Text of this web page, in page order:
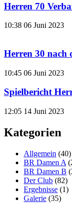
Herren 70
10:38 06 Juni 2023
Herren 30 nach
10:45 06 Juni 2023
Spielbericht
12:05 14 Juni 2023
Kategorien
Allgemein (40)
BR Damen A
BR Damen B
Der Club (82)
Ergebnisse (1)
Galerie (35)